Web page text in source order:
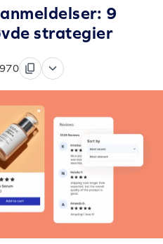
9
strategier